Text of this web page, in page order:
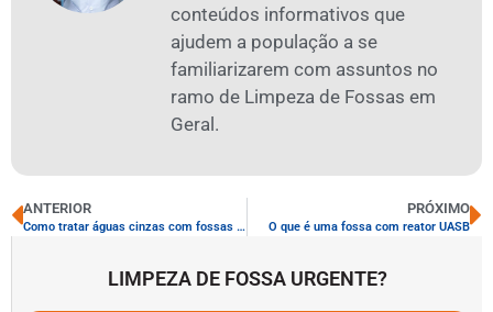
conteúdos informativos que
ajudem a população a se
familiarizarem com assuntos no
ramo de Limpeza de Fossas em
Geral.
ANTERIOR
Como tratar águas cinzas com fossas sépticas
PRÓXIMO
O que é uma fossa com reator UASB
LIMPEZA DE FOSSA URGENTE?